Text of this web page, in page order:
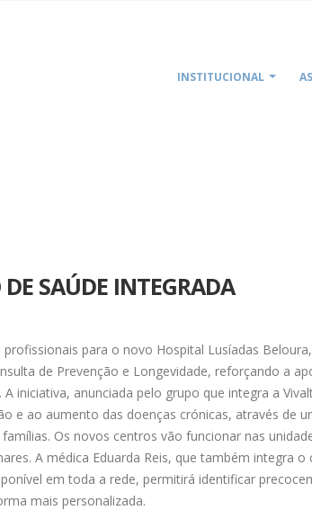
INSTITUCIONAL
SAÚDE INTEGRADA
para o novo Hospital Lusíadas
de Prevenção e Longevidade, reforçando a
iniciativa, anunciada pelo grupo que integra a
e ao aumento das doenças crónicas, através de
Os novos centros vão funcionar nas
A médica Eduarda Reis, que também integra o
em toda a rede, permitirá identificar
mais personalizada.